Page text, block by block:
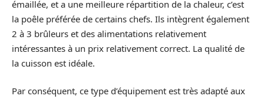
émaillée, et a une meilleure répartition de la chaleur, c’est
la poêle préférée de certains chefs. Ils intègrent également
2 à 3 brûleurs et des alimentations relativement
intéressantes à un prix relativement correct. La qualité de
la cuisson est idéale.
Par conséquent, ce type d’équipement est très adapté aux